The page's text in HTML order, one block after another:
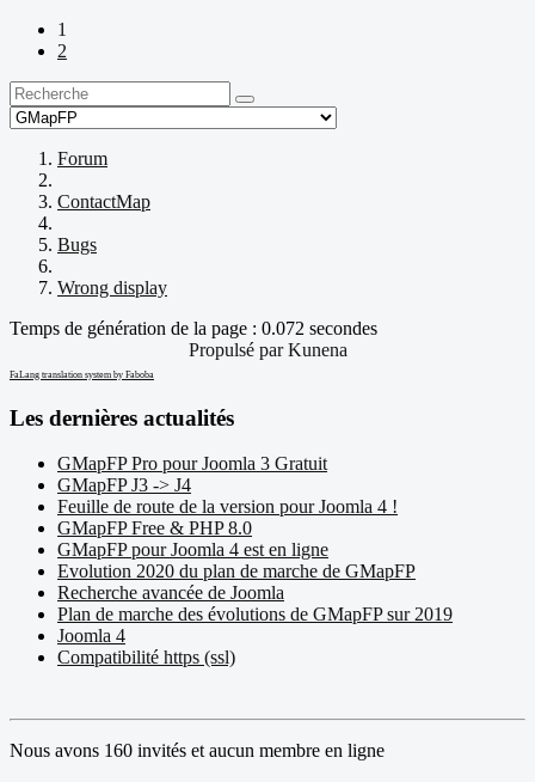
1
2
Forum
ContactMap
Bugs
Wrong display
Temps de génération de la page : 0.072 secondes
Propulsé parKunena
FaLang translation system by Faboba
Les dernières actualités
GMapFP Pro pour Joomla 3 Gratuit
GMapFP J3 -> J4
Feuille de route de la version pour Joomla 4 !
GMapFP Free & PHP 8.0
GMapFP pour Joomla 4 est en ligne
Evolution 2020 du plan de marche de GMapFP
Recherche avancée de Joomla
Plan de marche des évolutions de GMapFP sur 2019
Joomla 4
Compatibilité https (ssl)
Nous avons 160 invités et aucun membre en ligne